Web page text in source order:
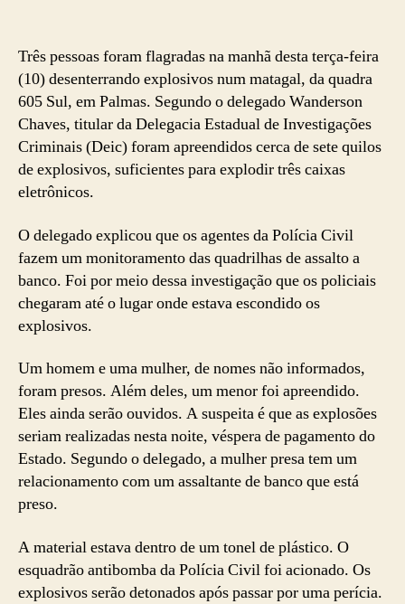
Três pessoas foram flagradas na manhã desta terça-feira
(10) desenterrando explosivos num matagal, da quadra
605 Sul, em Palmas. Segundo o delegado Wanderson
Chaves, titular da Delegacia Estadual de Investigações
Criminais (Deic) foram apreendidos cerca de sete quilos
de explosivos, suficientes para explodir três caixas
eletrônicos.
O delegado explicou que os agentes da Polícia Civil
fazem um monitoramento das quadrilhas de assalto a
banco. Foi por meio dessa investigação que os policiais
chegaram até o lugar onde estava escondido os
explosivos.
Um homem e uma mulher, de nomes não informados,
foram presos. Além deles, um menor foi apreendido.
Eles ainda serão ouvidos. A suspeita é que as explosões
seriam realizadas nesta noite, véspera de pagamento do
Estado. Segundo o delegado, a mulher presa tem um
relacionamento com um assaltante de banco que está
preso.
A material estava dentro de um tonel de plástico. O
esquadrão antibomba da Polícia Civil foi acionado. Os
explosivos serão detonados após passar por uma perícia.